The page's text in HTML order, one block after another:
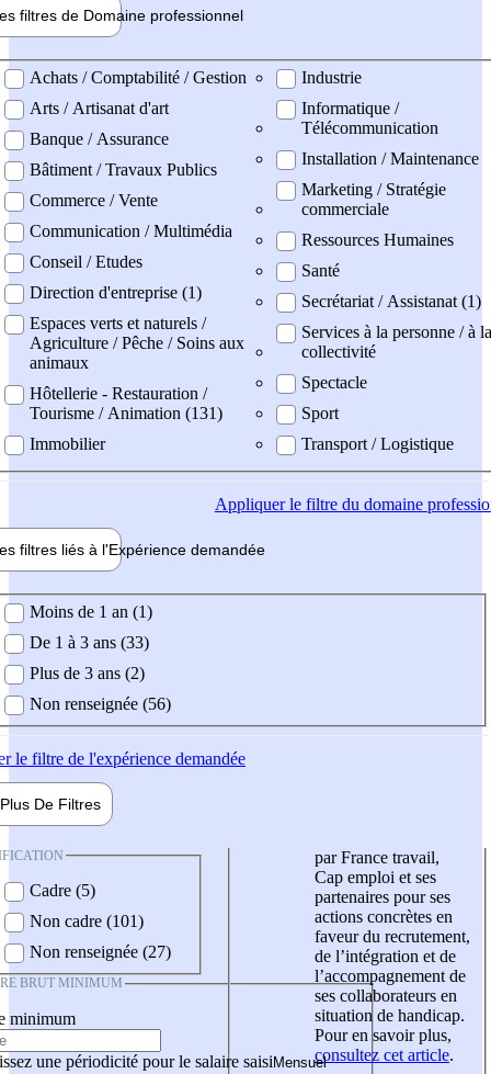
filtres de Domaine professionnel
professionel
Achats / Comptabilité / Gestion
Arts / Artisanat d'art
Banque / Assurance
Bâtiment / Travaux Publics
Commerce / Vente
Communication / Multimédia
Conseil / Etudes
Direction d'entreprise (1)
Espaces verts et naturels /
Agriculture / Pêche / Soins aux
animaux
Hôtellerie - Restauration /
Tourisme / Animation (131)
Immobilier
Industrie
Informatique /
Télécommunication
Installation / Maintenance
Marketing / Stratégie
commerciale
Ressources Humaines
Santé
Secrétariat / Assistanat (1)
Services à la personne / à la
collectivité
Spectacle
Sport
Transport / Logistique
Appliquerle filtre du domaine
filtres liés à l'Expérience demandée
demandée
Moins de 1 an (1)
De 1 à 3 ans (33)
Plus de 3 ans (2)
Non renseignée (56)
le filtre de l'expérience demandée
Plus De Filtres
Cadre (5)
Non cadre (101)
Non renseignée (27)
BRUT MINIMUM
minimum
une périodicité pour le salaire saisi
par France travail,
Cap emploi et ses
partenaires pour ses
actions concrètes en
faveur du recrutement,
de l’intégration et de
l’accompagnement de
ses collaborateurs en
situation de handicap.
Pour en savoir plus,
consultez cet article.